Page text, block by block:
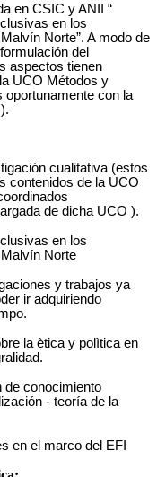
en CSIC y ANII “
en los
Norte”. A modo de
del
aspectos tienen
UCO Métodos y
oportunamente con la
cualitativa (estos
contenidos de la UCO
de dicha UCO ).
en los
Norte
y trabajos ya
ir adquiriendo
la ètica y polìtica en
de conocimiento
- teoría de la
en el marco del EFI